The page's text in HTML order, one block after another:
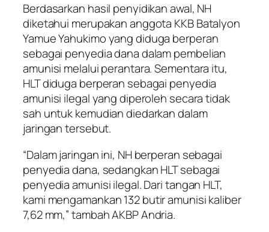
Berdasarkan hasil penyidikan awal, NH
diketahui merupakan anggota KKB Batalyon
Yamue Yahukimo yang diduga berperan
sebagai penyedia dana dalam pembelian
amunisi melalui perantara. Sementara itu,
HLT diduga berperan sebagai penyedia
amunisi ilegal yang diperoleh secara tidak
sah untuk kemudian diedarkan dalam
jaringan tersebut.
“Dalam jaringan ini, NH berperan sebagai
penyedia dana, sedangkan HLT sebagai
penyedia amunisi ilegal. Dari tangan HLT,
kami mengamankan 132 butir amunisi kaliber
7,62 mm,” tambah AKBP Andria.